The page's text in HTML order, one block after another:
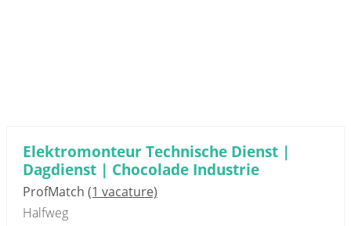
Elektromonteur Technische Dienst |
Dagdienst | Chocolade Industrie
ProfMatch (1 vacature)
Halfweg